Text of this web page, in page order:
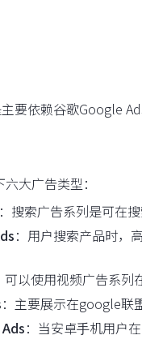
要依赖谷歌Google
大广告类型：
：搜索广告系列是可在
：用户搜索产品时，
可以使用视频广告系列
：主要展示在google联
：当安卓⼿机⽤户